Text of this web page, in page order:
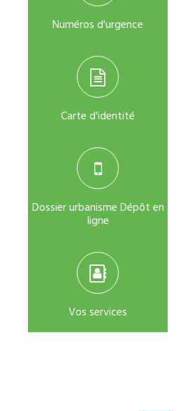
Numéros d'urgence
Carte d'identité
Dossier urbanisme Dépôt en
ligne
Vos services